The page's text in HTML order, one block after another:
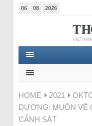
06 08 2026
HOME 2021
DƯƠNG: MUỐN VỀ
CẢNH SÁT